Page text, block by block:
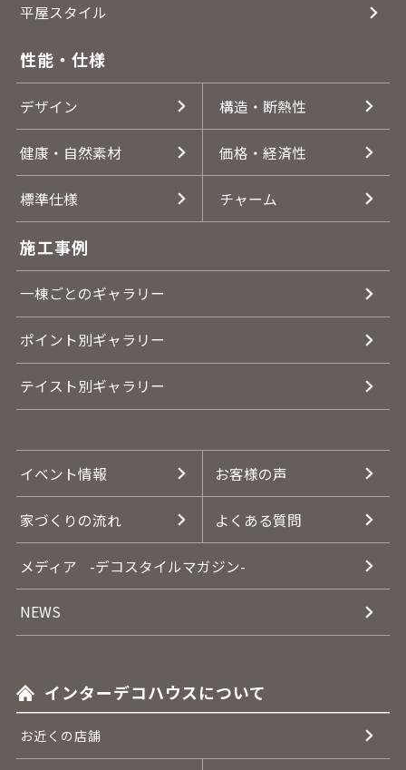
平屋スタイル
性能・仕様
デザイン 構造・断熱性
健康・自然素材 価格・経済性
標準仕様 チャーム
施工事例
一棟ごとのギャラリー
ポイント別ギャラリー
テイスト別ギャラリー
イベント情報 お客様の声
家づくりの流れ よくある質問
メディア -デコスタイルマガジン-
NEWS
インターデコハウスについて
お近くの店舗